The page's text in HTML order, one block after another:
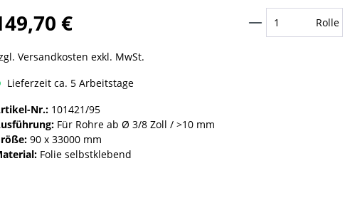
€
Versandkosten exkl. MwSt.
Rolle
Lieferzeit ca. 5 Arbeitstage
Nr.: 101421/95
Für Rohre ab Ø 3/8 Zoll / >10 mm
90 x 33000 mm
Folie selbstklebend